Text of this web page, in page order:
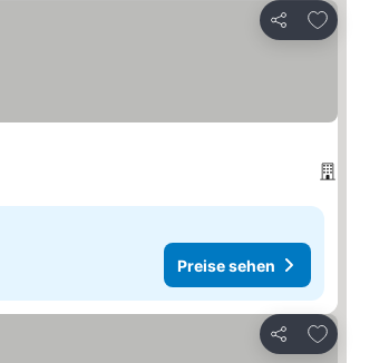
Teilen
Zu
Preise sehen
Teilen
Zu